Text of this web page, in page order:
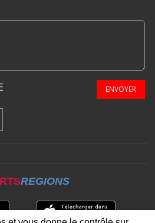
ENVOYER
REGIONS